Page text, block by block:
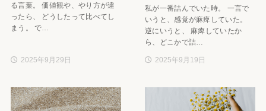
る言葉。 価値観や、やり方が違
ったら、 どうしたって比べてし
まう。 で…
2025年9月29日
私が一番詰んでいた時。 一言で
いうと、感覚が麻痺していた。
逆にいうと、 麻痺していたか
ら、どこかで詰…
2025年9月19日